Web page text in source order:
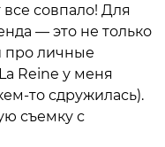
совпало! Для
— это не только
про личные
Reine у меня
то сдружилась).
съемку с